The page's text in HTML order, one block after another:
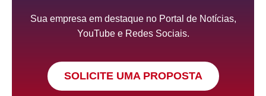
Sua empresa em destaque no Portal de Notícias,
YouTube e Redes Sociais.
SOLICITE UMA PROPOSTA